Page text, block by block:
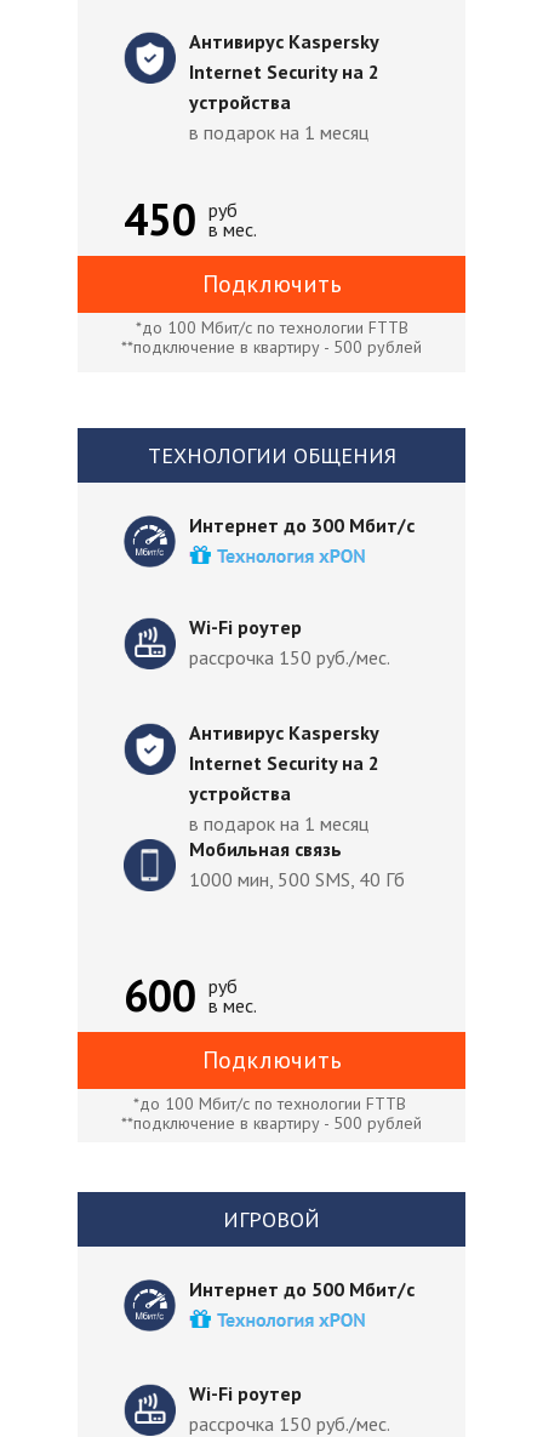
Wi-Fi роутер
рассрочка 150 руб./мес.
Подключить
Интернет до 500 Мбит/с
600
Антивирус Kaspersky
Internet Security на 2
устройства
в подарок на 1 месяц
Wi-Fi роутер
рассрочка 150 руб./мес.
ТЕХНОЛОГИИ ОБЩЕНИЯ
*до 100 Мбит/с по технологии FTTB
**подключение в квартиру - 500 рублей
ИГРОВОЙ
руб
в мес.
450
*до 100 Мбит/с по технологии FTTB
**подключение в квартиру - 500 рублей
Антивирус Kaspersky
Internet Security на 2
устройства
в подарок на 1 месяц
Мобильная связь
1000 мин, 500 SMS, 40 Гб
Подключить
руб
в мес.
Интернет до 300 Мбит/с